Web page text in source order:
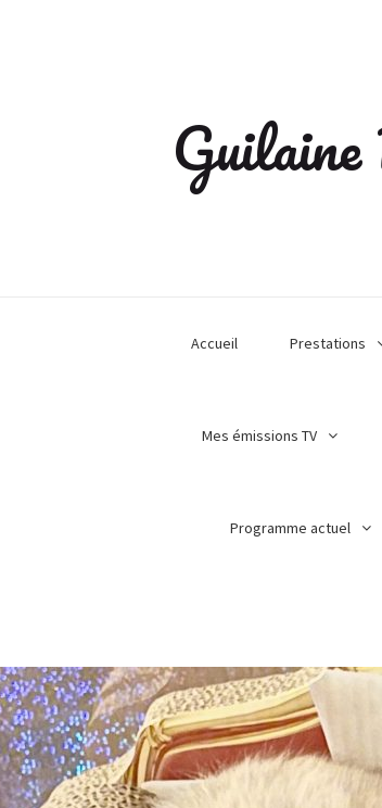
Accueil Prestations
Mes émissions TV
Programme actuel